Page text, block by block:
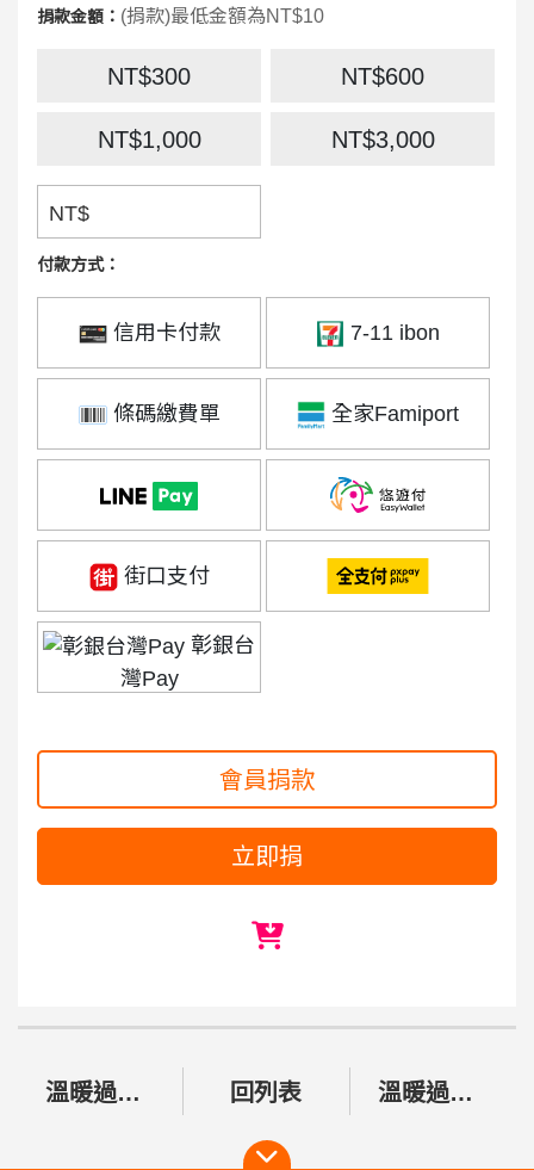
捐款金額： (捐款)最低金額為NT$10
NT$300 NT$600
NT$1,000 NT$3,000
NT$
付款方式：
信用卡付款 7-11 ibon
條碼繳費單 全家Famiport
街口支付
彰銀台
灣Pay
會員捐款
立即捐
溫暖過好年，愛陪伴不孤單 回列表 溫暖過好年，愛陪伴不孤單